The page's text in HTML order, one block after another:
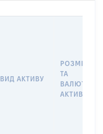
ВИД АКТИВУ
РОЗМІР
ТА
ВАЛЮТА
АКТИВУ